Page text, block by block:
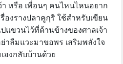
า หรือ เพื่อนๆ คนไหนไหนอยาก
องรางปลาคูกุริ ใช้สำหรับเขียน
แขวนไว้ที่ด้านข้างของศาลเจ้า
าลืมแวะมาขอพร เสริมพลังใจ
ฮงกลับบ้านด้วย